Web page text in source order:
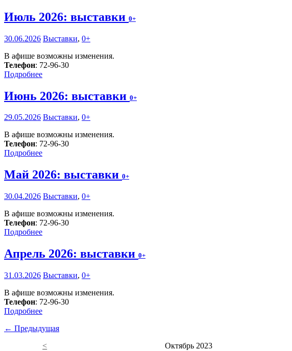
Июль 2026: выставки 0+
30.06.2026 Выставки, 0+
В афише возможны изменения.
Телефон: 72-96-30
Подробнее
Июнь 2026: выставки 0+
29.05.2026 Выставки, 0+
В афише возможны изменения.
Телефон: 72-96-30
Подробнее
Май 2026: выставки 0+
30.04.2026 Выставки, 0+
В афише возможны изменения.
Телефон: 72-96-30
Подробнее
Апрель 2026: выставки 0+
31.03.2026 Выставки, 0+
В афише возможны изменения.
Телефон: 72-96-30
Подробнее
← Предыдущая
<
Октябрь 2023